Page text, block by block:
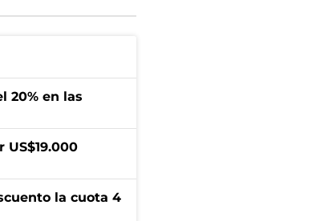
20% en las
la cuota 4